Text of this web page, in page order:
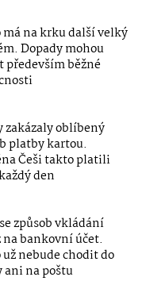
má na krku další velký
Dopady mohou
především běžné
zakázaly oblíbený
platby kartou.
Češi takto platili
den
způsob vkládání
na bankovní účet.
nebude chodit do
ani na poštu